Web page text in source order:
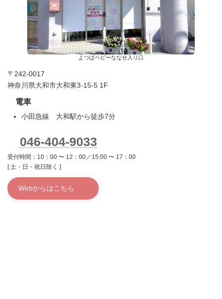
よつばベビーななせ入り口
〒242-0017
神奈川県大和市大和東3-15-5 1F
電車
小田急線 大和駅から徒歩7分
046-404-9033
受付時間：10：00 〜 12：00／15:00 〜 17：00
[ 土・日・祝日除く ]
Webからはこちら